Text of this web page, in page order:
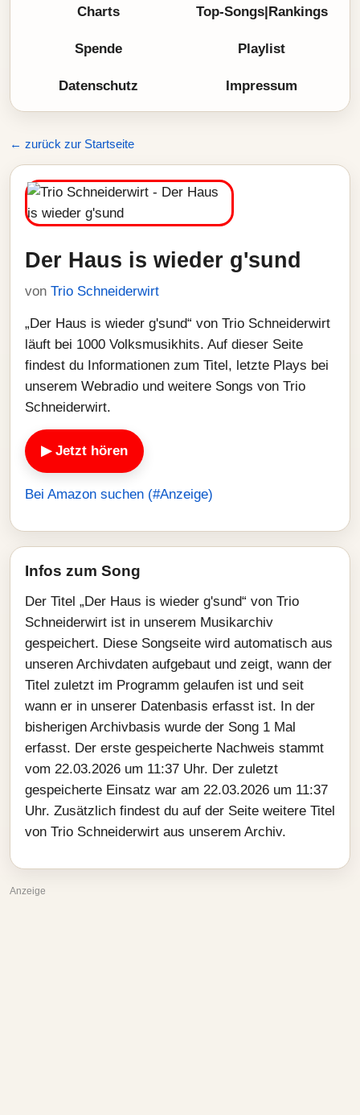
Charts Top-Songs|Rankings
Spende Playlist
Datenschutz Impressum
← zurück zur Startseite
Der Haus is wieder g'sund
von Trio Schneiderwirt
„Der Haus is wieder g'sund“ von Trio Schneiderwirt
läuft bei 1000 Volksmusikhits. Auf dieser Seite
findest du Informationen zum Titel, letzte Plays bei
unserem Webradio und weitere Songs von Trio
Schneiderwirt.
▶ Jetzt hören
Bei Amazon suchen (#Anzeige)
Infos zum Song
Der Titel „Der Haus is wieder g'sund“ von Trio
Schneiderwirt ist in unserem Musikarchiv
gespeichert. Diese Songseite wird automatisch aus
unseren Archivdaten aufgebaut und zeigt, wann der
Titel zuletzt im Programm gelaufen ist und seit
wann er in unserer Datenbasis erfasst ist. In der
bisherigen Archivbasis wurde der Song 1 Mal
erfasst. Der erste gespeicherte Nachweis stammt
vom 22.03.2026 um 11:37 Uhr. Der zuletzt
gespeicherte Einsatz war am 22.03.2026 um 11:37
Uhr. Zusätzlich findest du auf der Seite weitere Titel
von Trio Schneiderwirt aus unserem Archiv.
Anzeige